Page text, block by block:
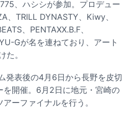
、ハシシが参加。プロデュー
、TRILL DYNASTY、Kiwy、
、PENTAXX.B.F、
Gが名を連ねており、アート
た。
発表後の4月6日から長野を皮切
を開催。6月2日に地元・宮崎の
ーファイナルを行う。